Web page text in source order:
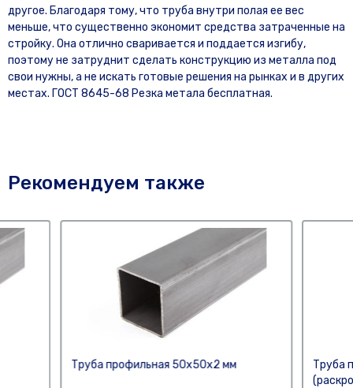
другое. Благодаря тому, что труба внутри полая ее вес
меньше, что существенно экономит средства затраченные на
стройку. Она отлично сваривается и поддается изгибу,
поэтому не затруднит сделать конструкцию из металла под
свои нужны, а не искать готовые решения на рынках и в других
местах. ГОСТ 8645-68 Резка метала бесплатная.
Рекомендуем также
Труба профильная 50х50х2 мм
Труба